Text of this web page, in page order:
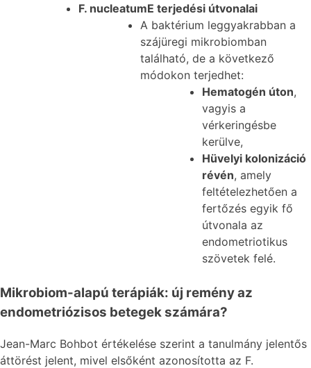
F. nucleatumE terjedési útvonalai
A baktérium leggyakrabban a
szájüregi mikrobiomban
található, de a következő
módokon terjedhet:
Hematogén úton,
vagyis a
vérkeringésbe
kerülve,
Hüvelyi kolonizáció
révén, amely
feltételezhetően a
fertőzés egyik fő
útvonala az
endometriotikus
szövetek felé.
Mikrobiom-alapú terápiák: új remény az
endometriózisos betegek számára?
Jean-Marc Bohbot értékelése szerint a tanulmány jelentős
áttörést jelent, mivel elsőként azonosította az F.